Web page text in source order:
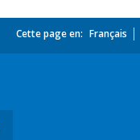
Cette page en: Français